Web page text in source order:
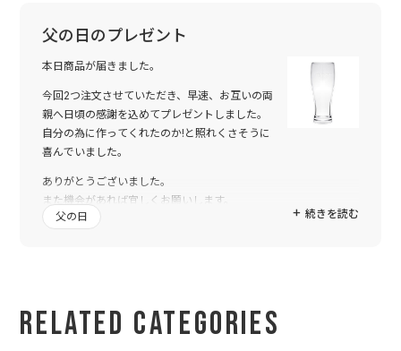
父の日のプレゼント
本日商品が届きました。
今回2つ注文させていただき、早速、お互いの両
親へ日頃の感謝を込めてプレゼントしました。
自分の為に作ってくれたのか!と照れくさそうに
喜んでいました。
ありがとうございました。
また機会があれば宜しくお願いします。
続きを読む
父の日
Related Categories